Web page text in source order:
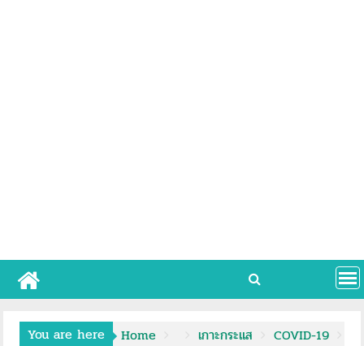
You are here Home เกาะกระแส
COVID-19